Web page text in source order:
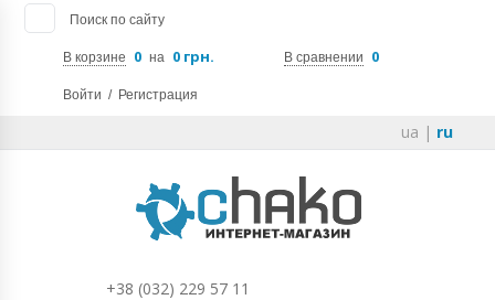
Поиск по сайту
В корзине 0 на 0 грн. В сравнении 0
Войти / Регистрация
ua | ru
+38 (032) 229 57 11